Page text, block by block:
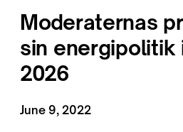
Moderaternas
sin energipolitik
2026
June 9, 2022